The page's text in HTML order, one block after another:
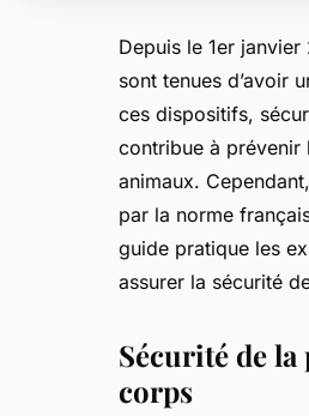
Depuis le 1er
sont tenues d’avoir
ces dispositifs,
contribue à prévenir
animaux.
par la norme
guide pratique les
assurer la sécurité
Sécurité de
corps